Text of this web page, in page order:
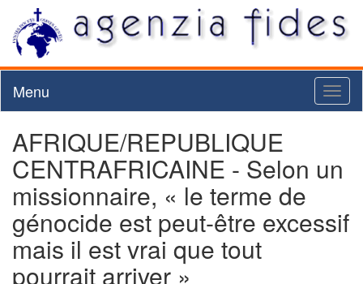
Menu
AFRIQUE/REPUBLIQUE
CENTRAFRICAINE - Selon un
missionnaire, « le terme de
génocide est peut-être excessif
mais il est vrai que tout
pourrait arriver »